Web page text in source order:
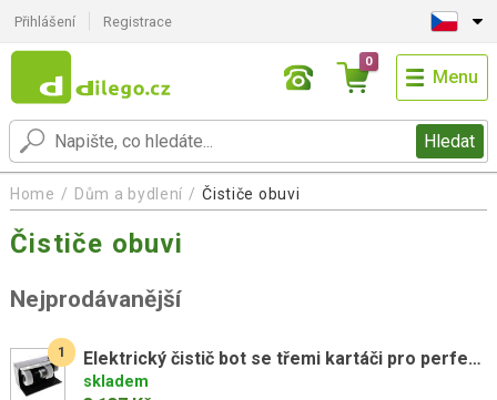
Přihlášení Registrace
Hledat
0
Menu
Home Dům a bydlení Čističe obuvi
Čističe obuvi
Nejprodávanější
1 Elektrický čistič bot se třemi kartáči pro perfektní obuv
skladem